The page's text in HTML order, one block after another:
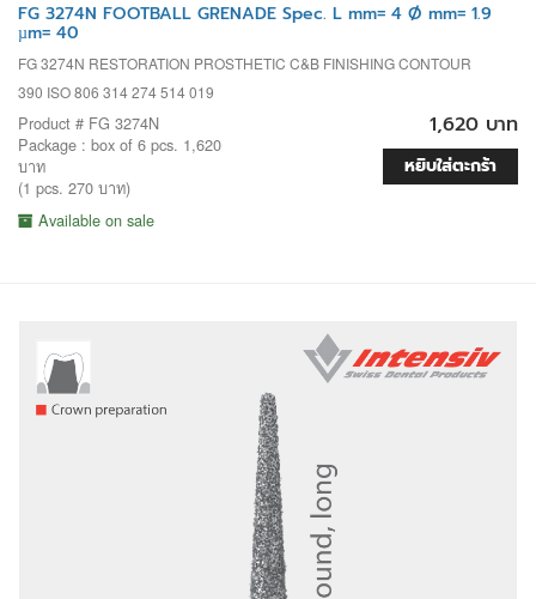
FG 3274N FOOTBALL GRENADE Spec. L mm= 4 Ø mm= 1.9
µm= 40
FG 3274N RESTORATION PROSTHETIC C&B FINISHING CONTOUR
390 ISO 806 314 274 514 019
Product # FG 3274N
Package : box of 6 pcs. 1,620
บาท
(1 pcs. 270 บาท)
Available on sale
1,620 บาท
หยิบใส่ตะกร้า